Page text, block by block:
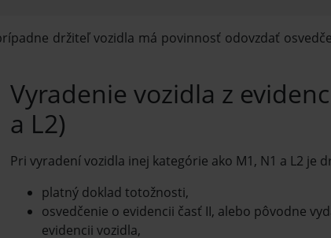
držiteľ vozidla má povinnosť odovzdať
Vyradenie vozidla z
a L2)
Pri vyradení vozidla inej kategórie ako M1, N1 a L2 je
platný doklad totožnosti,
osvedčenie o evidencii časť II, alebo pôvodne
evidencii vozidla,